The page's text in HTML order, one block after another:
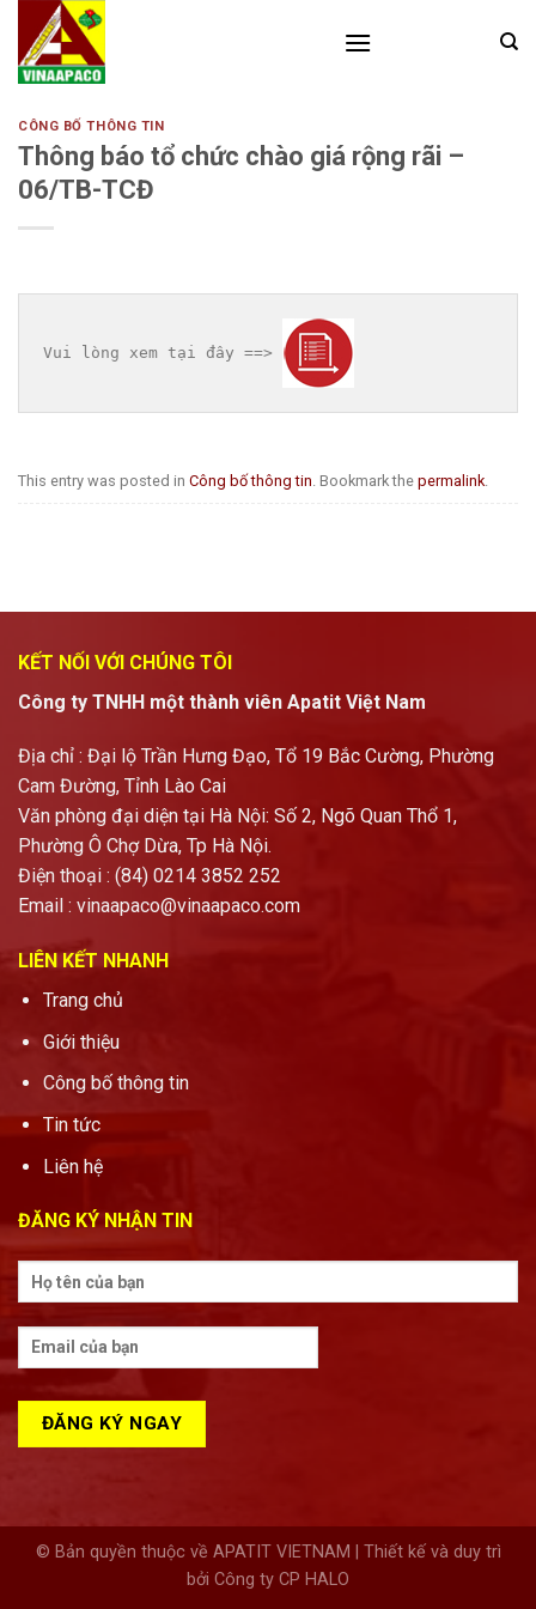
content
CÔNG BỐ THÔNG TIN
Thông báo tổ chức chào giá rộng rãi –
06/TB-TCĐ
Vui lòng xem tại đây ==>
This entry was posted in Công bố thông tin . Bookmark the permalink
KẾT NỐI VỚI CHÚNG TÔI
Công ty TNHH một thành viên Apatit Việt Nam
Địa chỉ : Đại lộ Trần Hưng Đạo, Tổ 19 Bắc Cường, Phường
Cam Đường, Tỉnh Lào Cai
Văn phòng đại diện tại Hà Nội: Số 2, Ngõ Quan Thổ 1,
Phường Ô Chợ Dừa, Tp Hà Nội.
Điện thoại : (84) 0214 3852 252
Email : vinaapaco@vinaapaco.com
LIÊN KẾT NHANH
Trang chủ
Giới thiệu
Công bố thông tin
Tin tức
Liên hệ
ĐĂNG KÝ NHẬN TIN
© Bản quyền thuộc về APATIT VIETNAM | Thiết kế và duy trì
bởi Công ty CP HALO